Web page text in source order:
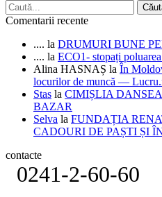
Comentarii recente
.... la DRUMURI BUNE
.... la ECO1- stopați
Alina HASNAȘ la În
locurilor de muncă —
Stas la CIMIȘLIA
BAZAR
Selva la FUNDAȚIA
CADOURI DE PAȘTI ȘI
contacte
0241-2-60-60